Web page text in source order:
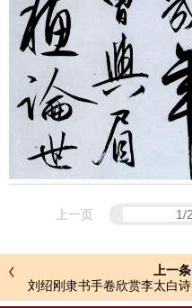
上一页
上一条
刘绍刚隶书手卷欣赏李太白诗
九首